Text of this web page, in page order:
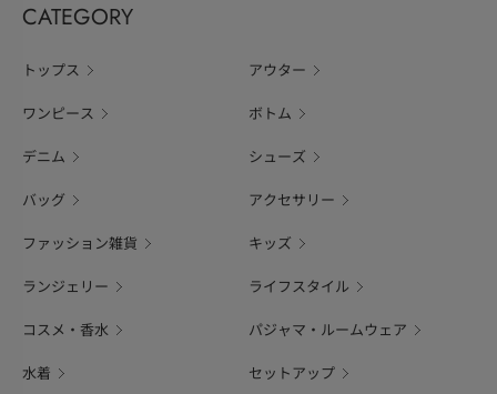
CATEGORY
トップス アウター
ワンピース ボトム
デニム シューズ
バッグ アクセサリー
ファッション雑貨 キッズ
ランジェリー ライフスタイル
コスメ・香水 パジャマ・ルームウェア
水着 セットアップ